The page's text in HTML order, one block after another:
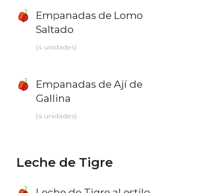
Empanadas de Lomo
Saltado
(4 unidades)
Empanadas de Ají de
Gallina
(4 unidades)
Leche de Tigre